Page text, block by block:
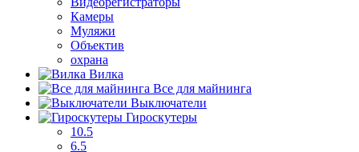
Камеры
Муляжи
Объектив
охрана
Вилка
Все для майнинга
Выключатели
Гироскутеры
10.5
6.5